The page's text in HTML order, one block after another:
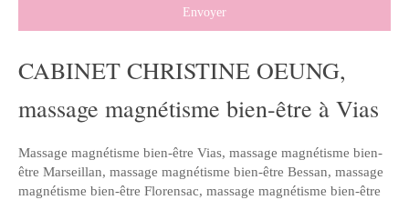
Envoyer
CABINET CHRISTINE OEUNG,
massage magnétisme bien-être à Vias
Massage magnétisme bien-être Vias, massage magnétisme bien-
être Marseillan, massage magnétisme bien-être Bessan, massage
magnétisme bien-être Florensac, massage magnétisme bien-être